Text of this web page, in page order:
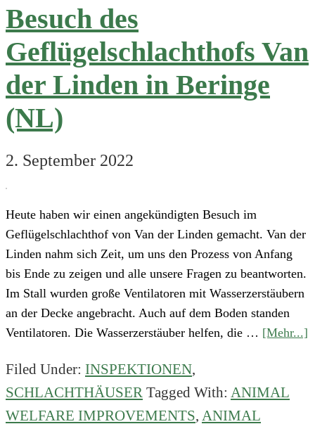
Alpes,
Frankreich
Besuch des
Geflügelschlachthofs Van
der Linden in Beringe
(NL)
2. September 2022
Heute haben wir einen angekündigten Besuch im
Geflügelschlachthof von Van der Linden gemacht. Van der
Linden nahm sich Zeit, um uns den Prozess von Anfang
bis Ende zu zeigen und alle unsere Fragen zu beantworten.
Im Stall wurden große Ventilatoren mit Wasserzerstäubern
an der Decke angebracht. Auch auf dem Boden standen
Ventilatoren. Die Wasserzerstäuber helfen, die … [Mehr...]
Filed Under: INSPEKTIONEN,
SCHLACHTHÄUSER Tagged With: ANIMAL
WELFARE IMPROVEMENTS, ANIMAL